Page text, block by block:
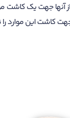
آنها جهت یک کاشت
کاشت این موارد را